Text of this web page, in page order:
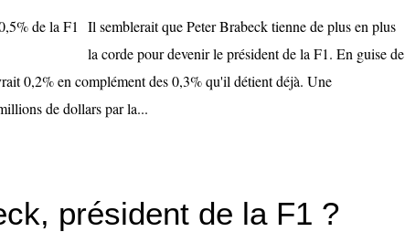
Il semblerait que Peter Brabeck tienne de plus en plus
la corde pour devenir le président de la F1. En guise de
0,2% en complément des 0,3% qu'il détient déjà. Une
de dollars par la...
président de la F1 ?